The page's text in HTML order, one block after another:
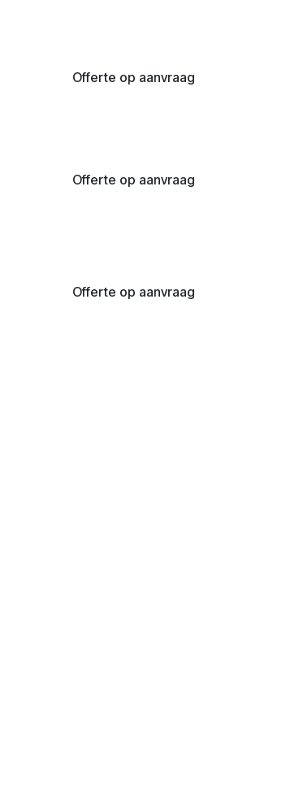
Offerte op aanvraag
Offerte op aanvraag
Offerte op aanvraag